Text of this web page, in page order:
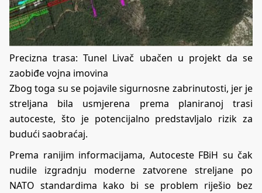
Precizna trasa: Tunel Livač ubačen u projekt da se
zaobiđe vojna imovina
Zbog toga su se pojavile sigurnosne zabrinutosti, jer je
streljana bila usmjerena prema planiranoj trasi
autoceste, što je potencijalno predstavljalo rizik za
budući saobraćaj.
Prema ranijim informacijama, Autoceste FBiH su čak
nudile izgradnju moderne zatvorene streljane po
NATO standardima kako bi se problem riješio bez